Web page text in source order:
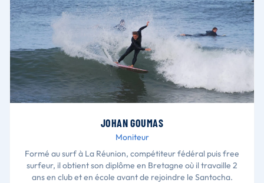
JOHAN GOUMAS
Moniteur
Formé au surf à La Réunion, compétiteur fédéral puis free
surfeur, il obtient son diplôme en Bretagne où il travaille 2
ans en club et en école avant de rejoindre le Santocha.